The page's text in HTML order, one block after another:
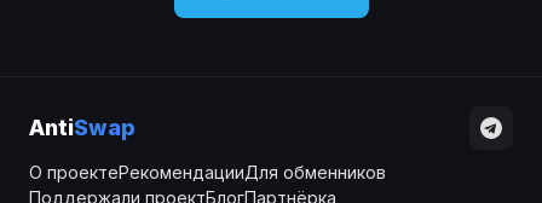
AntiSwap
О проектеРекомендацииДля обменников
Поддержали проектБлогПартнёрка